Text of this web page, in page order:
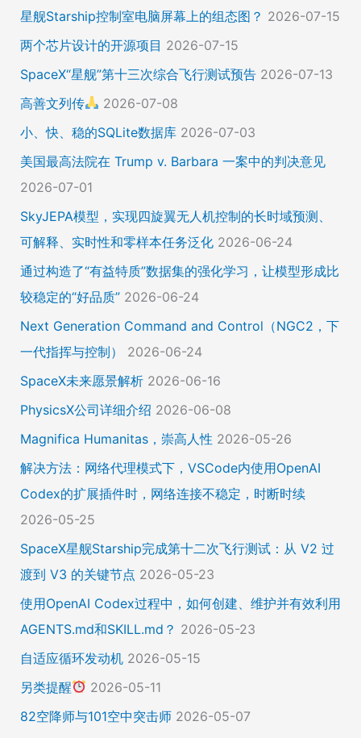
星舰Starship控制室电脑屏幕上的组态图？ 2026-07-15
两个芯片设计的开源项目 2026-07-15
SpaceX“星舰”第十三次综合飞行测试预告 2026-07-13
高善文列传
2026-07-08
小、快、稳的SQLite数据库 2026-07-03
美国最高法院在 Trump v. Barbara 一案中的判决意见
2026-07-01
SkyJEPA模型，实现四旋翼无人机控制的长时域预测、
可解释、实时性和零样本任务泛化 2026-06-24
通过构造了“有益特质”数据集的强化学习，让模型形成比
较稳定的“好品质” 2026-06-24
Next Generation Command and Control（NGC2，下
一代指挥与控制）
2026-06-24
SpaceX未来愿景解析 2026-06-16
PhysicsX公司详细介绍 2026-06-08
Magnifica Humanitas，崇高人性 2026-05-26
解决方法：网络代理模式下，VSCode内使用OpenAI
Codex的扩展插件时，网络连接不稳定，时断时续
2026-05-25
SpaceX星舰Starship完成第十二次飞行测试：从 V2 过
渡到 V3 的关键节点 2026-05-23
使用OpenAI Codex过程中，如何创建、维护并有效利用
AGENTS.md和SKILL.md？ 2026-05-23
自适应循环发动机 2026-05-15
另类提醒
2026-05-11
82空降师与101空中突击师 2026-05-07